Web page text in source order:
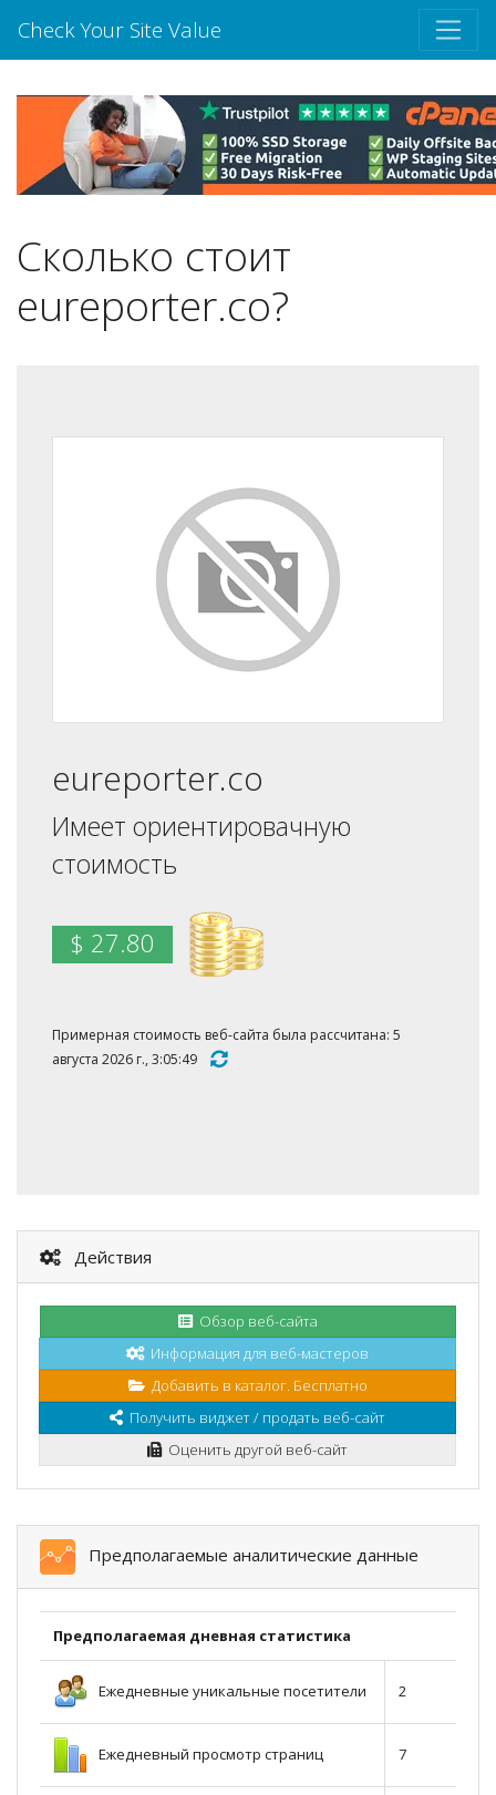
Check Your Site Value
Сколько стоит
eureporter.co?
eureporter.co
Имеет ориентировачную
стоимость
$ 27.80
Примерная стоимость веб-сайта была рассчитана: 5
августа 2026 г., 3:05:49
Действия
Обзор веб-сайта
Информация для веб-мастеров
Добавить в каталог. Бесплатно
Получить виджет / продать веб-сайт
Оценить другой веб-сайт
Предполагаемые аналитические данные
Предполагаемая дневная статистика
Ежедневные уникальные посетители 2
Ежедневный просмотр страниц 7